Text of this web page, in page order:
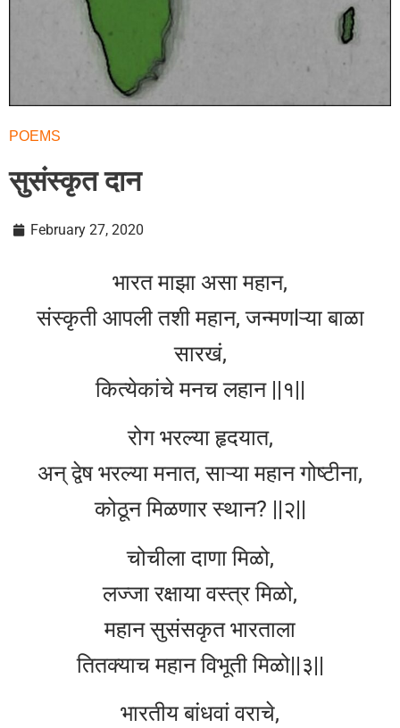
POEMS
सुसंस्कृत दान
February 27, 2020
भारत माझा असा महान,
संस्कृती आपली तशी महान, जन्मणlऱ्या बाळा
सारखं,
कित्येकांचे मनच लहान ||१||
रोग भरल्या हृदयात,
अन् द्वेष भरल्या मनात, साऱ्या महान गोष्टीना,
कोठून मिळणार स्थान? ||२||
चोचीला दाणा मिळो,
लज्जा रक्षाया वस्त्र मिळो,
महान सुसंसकृत भारताला
तितक्याच महान विभूती मिळो||३||
भारतीय बांधवां वराचे,